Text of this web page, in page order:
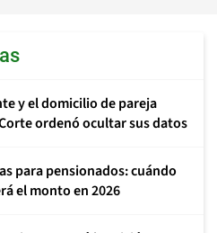
y el domicilio de pareja
ordenó ocultar sus datos
para pensionados: cuándo
el monto en 2026